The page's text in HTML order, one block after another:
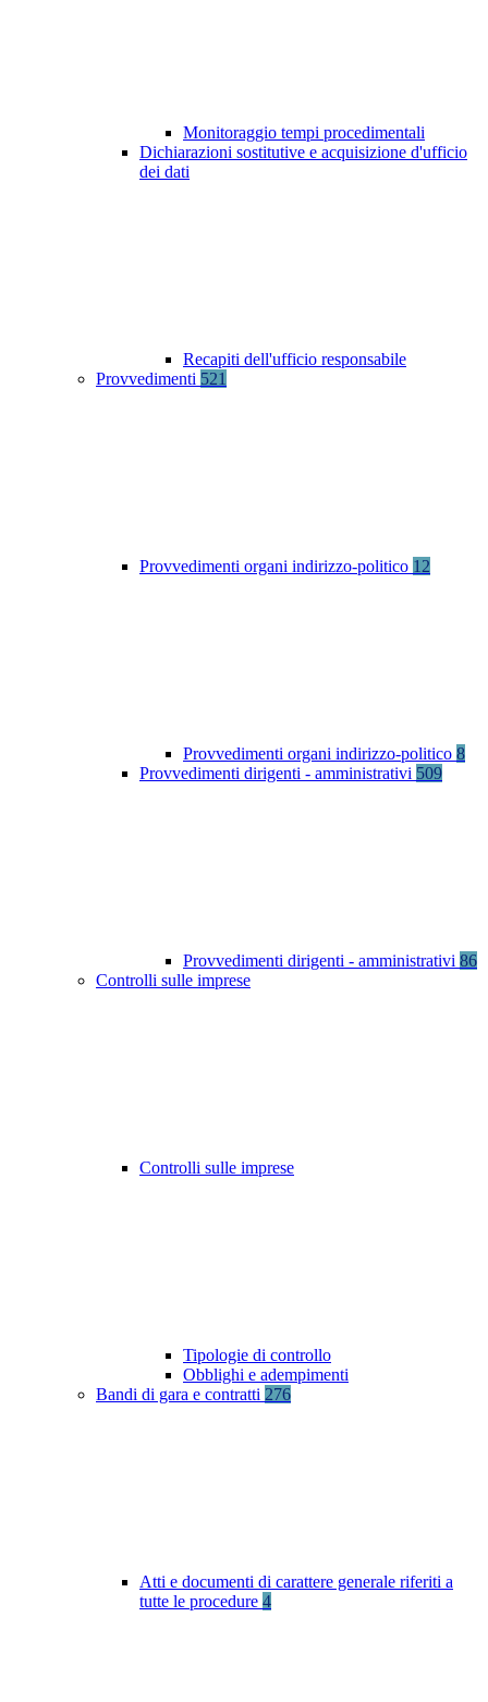
Monitoraggio tempi procedimentali
Dichiarazioni sostitutive e acquisizione d'ufficio
dei dati
Recapiti dell'ufficio responsabile
Provvedimenti 521
Provvedimenti organi indirizzo-politico 12
Provvedimenti organi indirizzo-politico 8
Provvedimenti dirigenti - amministrativi 509
Provvedimenti dirigenti - amministrativi 86
Controlli sulle imprese
Controlli sulle imprese
Tipologie di controllo
Obblighi e adempimenti
Bandi di gara e contratti 276
Atti e documenti di carattere generale riferiti a
tutte le procedure 4